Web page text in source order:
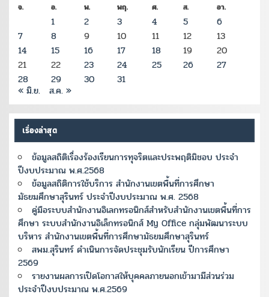
จ. อ. พ. พฤ. ศ. ส. อา.
1 2 3 4 5
6
7
8 9 10 11 12
13
14
15 16 17 18 19
20
21
22 23 24 25 26
27
28
29 30 31
« มิ.ย. ส.ค. »
เรื่องล่าสุด
ข้อมูลสถิติเรื่องร้องเรียนการทุจริตและประพฤติมิชอบ ประจำ
ปีงบประมาณ พ.ศ.2568
ข้อมูลสถิติการใช้บริการ สำนักงานเขตพื้นที่การศึกษา
มัธยมศึกษาสุรินทร์ ประจำปีงบประมาณ พ.ศ. 2568
คู่มือระบบสำนักงานอิเลกทรอนิกส์สำหรับสำนักงานเขตพื้นที่การ
ศึกษา ระบบสำนักงานอิเล็กทรอนิกส์ My Office กลุ่มพัฒนาระบบ
บริหาร สำนักงานเขตพื้นที่การศึกษามัธยมศึกษาสุรินทร์
สพม.สุรินทร์ ดำเนินการจัดประชุมรับนักเรียน ปีการศึกษา
2569
รายงานผลการเปิดโอกาสให้บุคคลภายนอกเข้ามามีส่วนร่วม
ประจำปีงบประมาณ พ.ศ.2569